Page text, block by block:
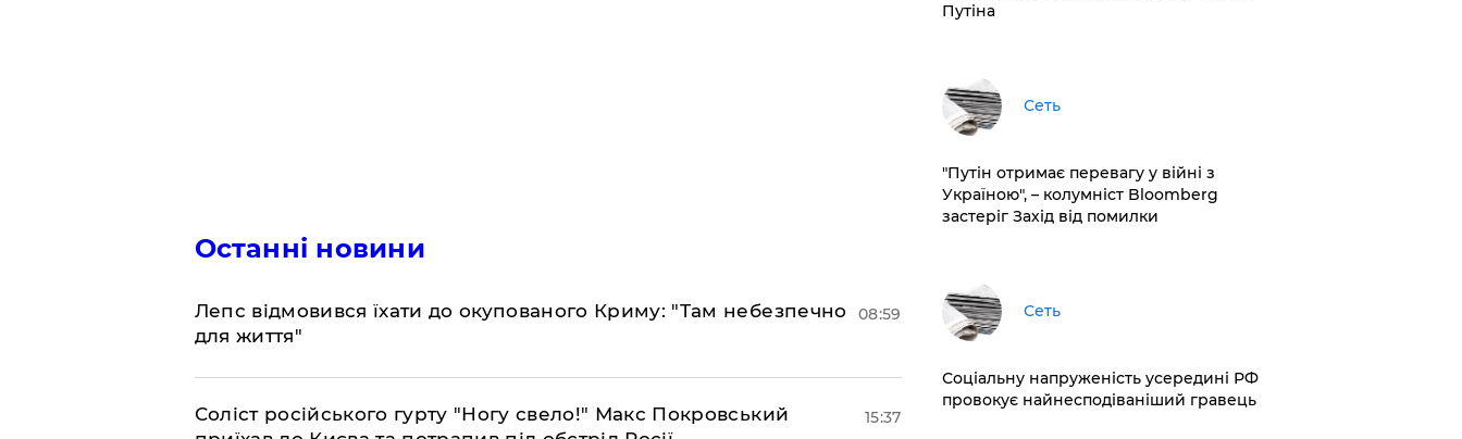
Останні новини
Лепс відмовився їхати до окупованого Криму: "Там небезпечно
для життя"
08:59
Соліст російського гурту "Ногу свело!" Макс Покровський
15:37
Путіна
Сеть
"Путін отримає перевагу у війні з
Україною", – колумніст Bloomberg
застеріг Захід від помилки
Сеть
Соціальну напруженість усередині РФ
провокує найнесподіваніший гравець